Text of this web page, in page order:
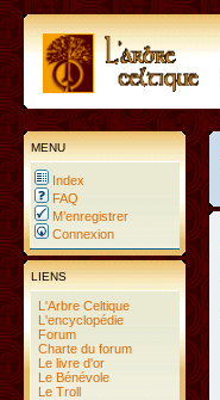
MENU
Index
FAQ
M’enregistrer
Connexion
LIENS
L'Arbre Celtique
L'encyclopédie
Forum
Charte du forum
Le livre d'or
Le Bénévole
Le Troll